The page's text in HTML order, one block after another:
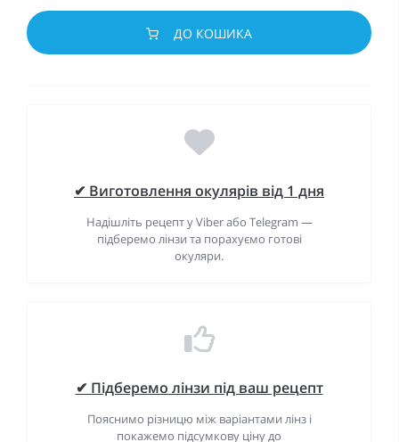
ДО КОШИКА
✔ Виготовлення окулярів від 1 дня
Надішліть рецепт у Viber або Telegram —
підберемо лінзи та порахуємо готові
окуляри.
✔ Підберемо лінзи під ваш рецепт
Пояснимо різницю між варіантами лінз і
покажемо підсумкову ціну до